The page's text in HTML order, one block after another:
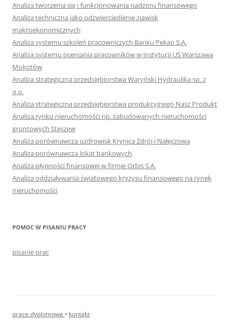
Analiza tworzenia się i funkcjonowania nadzoru finansowego
Analiza techniczna jako odzwierciedlenie zjawisk
makroekonomicznych
Analiza systemu szkoleń pracowniczych Banku Pekao S.A.
Analiza systemu oceniania pracowników w instytucji US Warszawa
Mokotów
Analiza strategiczna przedsiębiorstwa Waryński Hydraulika sp. z
o.o.
Analiza strategiczna przedsiębiorstwa produkcyjnego Nasz Produkt
Analiza rynku nieruchomości np. zabudowanych nieruchomości
gruntowych Stęszew
Analiza porównawcza uzdrowisk Krynica Zdrój i Nałęczowa
Analiza porównawcza lokat bankowych
Analiza płynności finansowej w firmie Orbis S.A.
Analiza oddziaływania światowego kryzysu finansowego na rynek
nieruchomości
POMOC W PISANIU PRACY
pisanie prac
prace dyplomowe • kontakt